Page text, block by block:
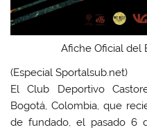
Afiche Oficial del
(Especial Sportalsub.net)
El Club Deportivo
Bogotá, Colombia, que
de fundado, el pasado 6